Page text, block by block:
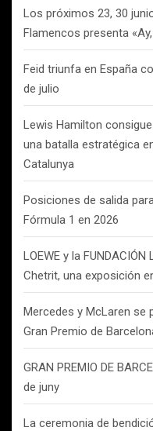
Los próximos 23, 30
Flamencos presenta
Feid triunfa en España
de julio
Lewis Hamilton
una batalla estratégica
Catalunya
Posiciones de salida
Fórmula 1 en 2026
LOEWE y la
Chetrit, una exposición
Mercedes y McLaren
Gran Premio de
GRAN PREMIO DE
de juny
La ceremonia de